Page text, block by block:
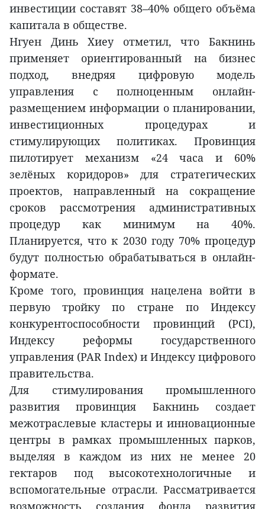
инвестиции составят 38–40% общего объёма
капитала в обществе.
Нгуен Динь Хиеу отметил, что Бакнинь
применяет ориентированный на бизнес
подход, внедряя цифровую модель
управления с полноценным онлайн-
размещением информации о планировании,
инвестиционных процедурах и
стимулирующих политиках. Провинция
пилотирует механизм «24 часа и 60%
зелёных коридоров» для стратегических
проектов, направленный на сокращение
сроков рассмотрения административных
процедур как минимум на 40%.
Планируется, что к 2030 году 70% процедур
будут полностью обрабатываться в онлайн-
формате.
Кроме того, провинция нацелена войти в
первую тройку по стране по Индексу
конкурентоспособности провинций (PCI),
Индексу реформы государственного
управления (PAR Index) и Индексу цифрового
правительства.
Для стимулирования промышленного
развития провинция Бакнинь создает
межотраслевые кластеры и инновационные
центры в рамках промышленных парков,
выделяя в каждом из них не менее 20
гектаров под высокотехнологичные и
вспомогательные отрасли. Рассматривается